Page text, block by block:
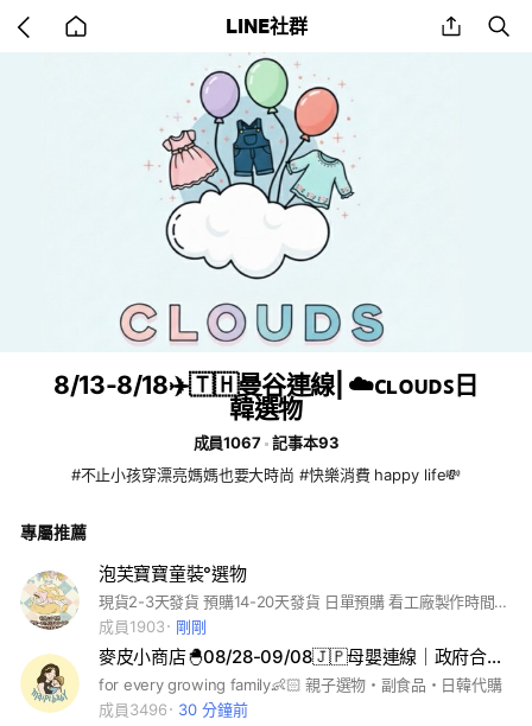
back LINE社群 share
8/13-8/18✈️🇹🇭曼谷連線| ☁️ᴄʟᴏᴜᴅꜱ日
韓選物
成員1067
記事本93
#不止小孩穿漂亮媽媽也要大時尚 #快樂消費 happy life💸
專屬推薦
泡芙寶寶童裝°選物
現貨2-3天發貨 預購14-20天發貨 日單預購 看工廠製作時間 幾乎都會先拿樣看品質 品質過才會賣給你們唷 啾啾#童裝#寶寶#寶媽
成員1903
剛剛
麥皮小商店🐣08/28-09/08🇯🇵母嬰連線｜政府合法營業登記
for every growing family👶🏻 親子選物・副食品・日韓代購
成員3496
30 分鐘前